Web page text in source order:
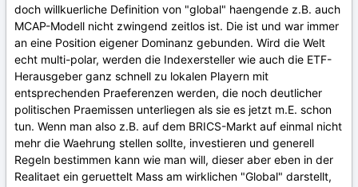
doch willkuerliche Definition von "global" haengende z.B. auch
MCAP-Modell nicht zwingend zeitlos ist. Die ist und war immer
an eine Position eigener Dominanz gebunden. Wird die Welt
echt multi-polar, werden die Indexersteller wie auch die ETF-
Herausgeber ganz schnell zu lokalen Playern mit
entsprechenden Praeferenzen werden, die noch deutlicher
politischen Praemissen unterliegen als sie es jetzt m.E. schon
tun. Wenn man also z.B. auf dem BRICS-Markt auf einmal nicht
mehr die Waehrung stellen sollte, investieren und generell
Regeln bestimmen kann wie man will, dieser aber eben in der
Realitaet ein geruettelt Mass am wirklichen "Global" darstellt,